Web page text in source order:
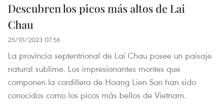
Descubren los picos más altos de Lai
Chau
25/01/2023 07:56
La provincia septentrional de Lai Chau posee un paisaje
natural sublime. Los impresionantes montes que
componen la cordillera de Hoang Lien Son han sido
conocidos como los picos más bellos de Vietnam.